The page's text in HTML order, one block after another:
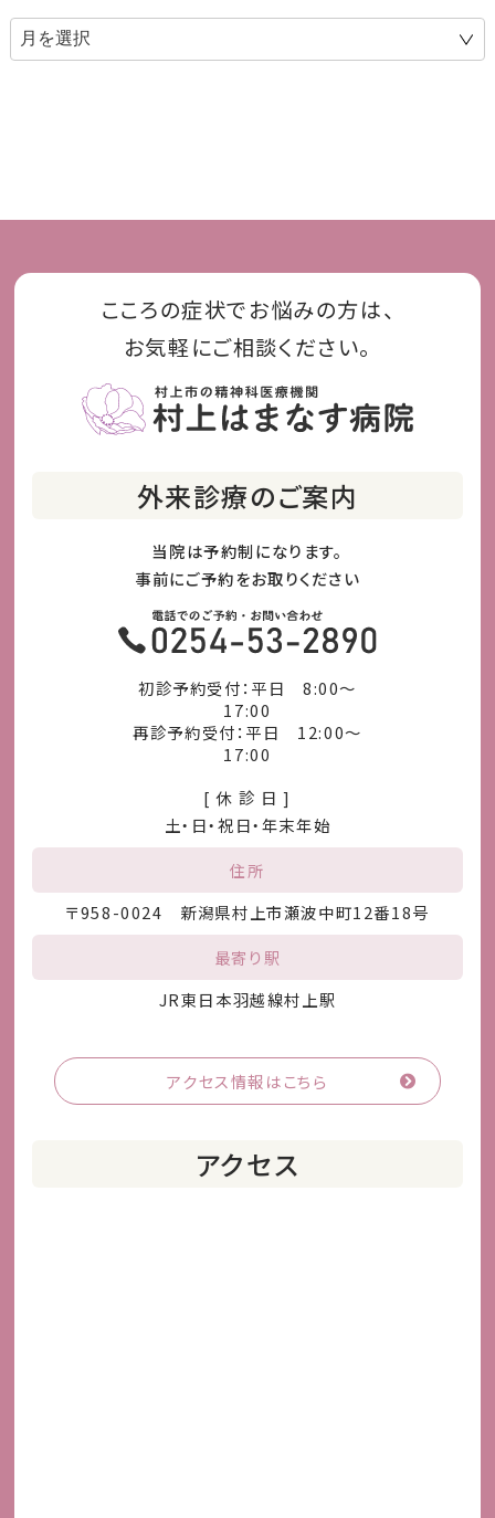
こころの症状でお悩みの方は、
お気軽にご相談ください。
外来診療のご案内
当院は予約制になります。
事前にご予約をお取りください
初診予約受付：平日 8:00～
17:00
再診予約受付：平日 12:00～
17:00
[ 休 診 日 ]
土・日・祝日・年末年始
住所
〒958-0024 新潟県村上市瀬波中町12番18号
最寄り駅
JR東日本羽越線村上駅
アクセス情報はこちら
アクセス